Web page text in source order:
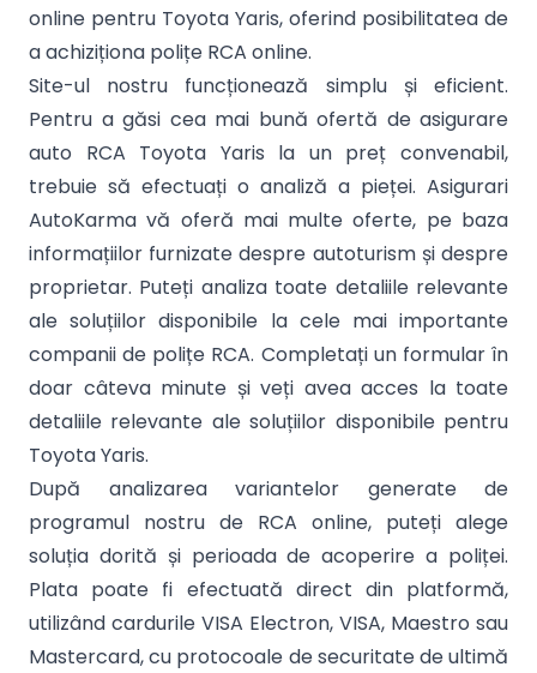
online pentru Toyota Yaris, oferind posibilitatea de
a achiziționa polițe RCA online.
Site-ul nostru funcționează simplu și eficient.
Pentru a găsi cea mai bună ofertă de asigurare
auto RCA Toyota Yaris la un preț convenabil,
trebuie să efectuați o analiză a pieței. Asigurari
AutoKarma vă oferă mai multe oferte, pe baza
informațiilor furnizate despre autoturism și despre
proprietar. Puteți analiza toate detaliile relevante
ale soluțiilor disponibile la cele mai importante
companii de polițe RCA. Completați un formular în
doar câteva minute și veți avea acces la toate
detaliile relevante ale soluțiilor disponibile pentru
Toyota Yaris.
După analizarea variantelor generate de
programul nostru de RCA online, puteți alege
soluția dorită și perioada de acoperire a poliței.
Plata poate fi efectuată direct din platformă,
utilizând cardurile VISA Electron, VISA, Maestro sau
Mastercard, cu protocoale de securitate de ultimă